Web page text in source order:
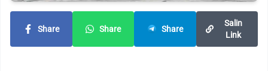
Share Share Share
Salin
Link